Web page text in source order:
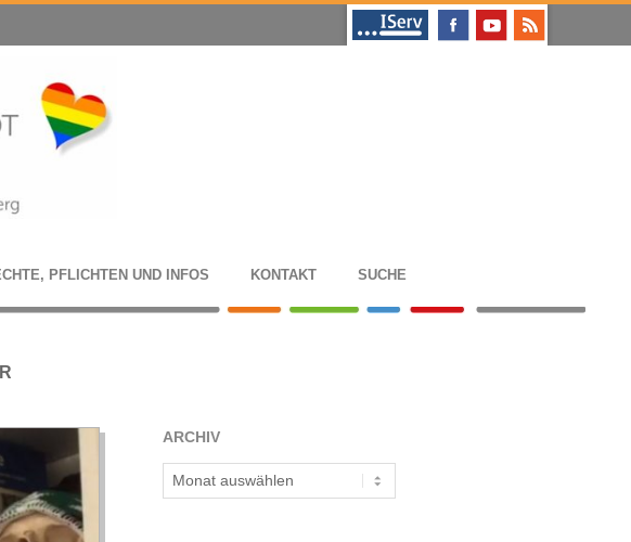
PFLICH­TEN UND INFOS KON­TAKT SUCHE
ARCHIV
Archiv